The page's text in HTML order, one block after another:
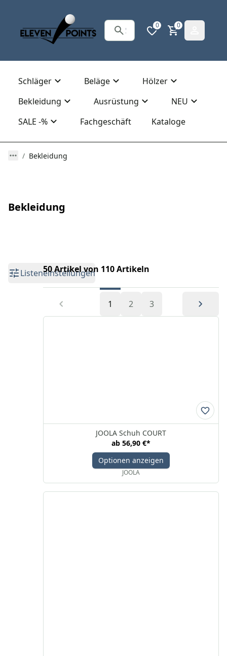
0 0
Schläger Beläge
Hölzer
Bekleidung
Ausrüstung
NEU
SALE -%
Fachgeschäft Kataloge
Bekleidung
Bekleidung
Listeneinstellungen
50 Artikel von 110 Artikeln
1 2 3
JOOLA Schuh COURT
ab 56,90 €*
Optionen anzeigen
JOOLA